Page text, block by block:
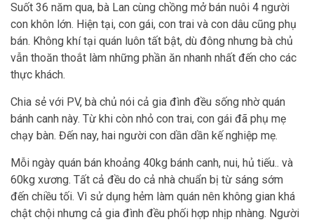
Suốt 36 năm qua, bà Lan cùng chồng mở bán nuôi 4 người
con khôn lớn. Hiện tại, con gái, con trai và con dâu cũng phụ
bán. Không khí tại quán luôn tất bật, dù đông nhưng bà chủ
vẫn thoăn thoắt làm những phần ăn nhanh nhất đến cho các
thực khách.
Chia sẻ với PV, bà chủ nói cả gia đình đều sống nhờ quán
bánh canh này. Từ khi còn nhỏ con trai, con gái đã phụ mẹ
chạy bàn. Đến nay, hai người con dần dần kế nghiệp mẹ.
Mỗi ngày quán bán khoảng 40kg bánh canh, nui, hủ tiếu.. và
60kg xương. Tất cả đều do cả nhà chuẩn bị từ sáng sớm
đến chiều tối. Vì sử dụng hẻm làm quán nên không gian khá
chật chội nhưng cả gia đình đều phối hợp nhịp nhàng. Người